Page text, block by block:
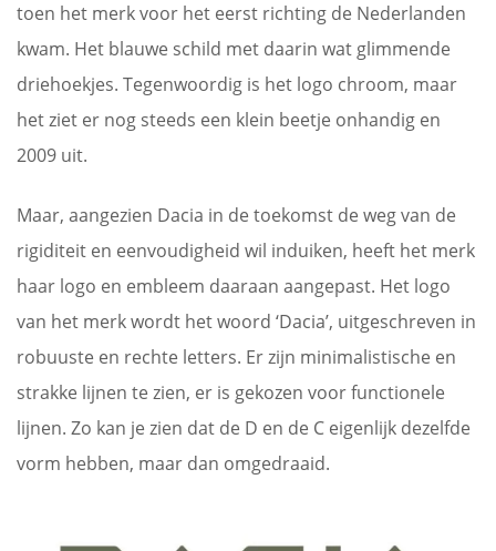
toen het merk voor het eerst richting de Nederlanden
kwam. Het blauwe schild met daarin wat glimmende
driehoekjes. Tegenwoordig is het logo chroom, maar
het ziet er nog steeds een klein beetje onhandig en
2009 uit.
Maar, aangezien Dacia in de toekomst de weg van de
rigiditeit en eenvoudigheid wil induiken, heeft het merk
haar logo en embleem daaraan aangepast. Het logo
van het merk wordt het woord ‘Dacia’, uitgeschreven in
robuuste en rechte letters. Er zijn minimalistische en
strakke lijnen te zien, er is gekozen voor functionele
lijnen. Zo kan je zien dat de D en de C eigenlijk dezelfde
vorm hebben, maar dan omgedraaid.